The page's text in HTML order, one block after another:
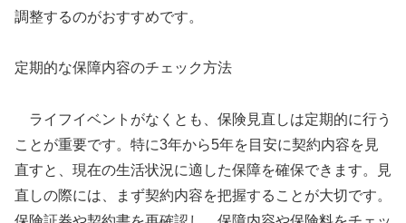
調整するのがおすすめです。
定期的な保障内容のチェック方法
ライフイベントがなくとも、保険見直しは定期的に行う
ことが重要です。特に3年から5年を目安に契約内容を見
直すと、現在の生活状況に適した保障を確保できます。見
直しの際には、まず契約内容を把握することが大切です。